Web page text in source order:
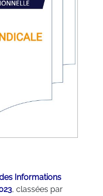
Informations
, classées par